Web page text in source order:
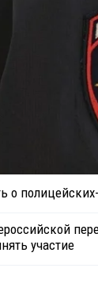
о
участие